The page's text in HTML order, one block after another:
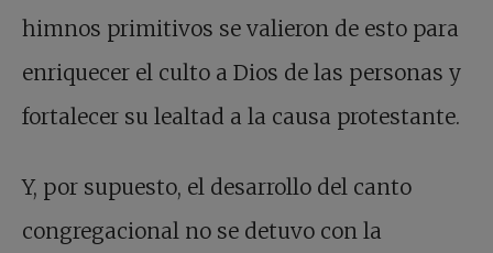
himnos primitivos se valieron de esto para
enriquecer el culto a Dios de las personas y
fortalecer su lealtad a la causa protestante.
Y, por supuesto, el desarrollo del canto
congregacional no se detuvo con la